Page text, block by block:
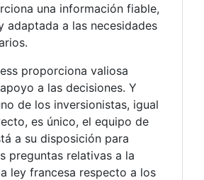
una información fiable,
adaptada a las necesidades
proporciona valiosa
a las decisiones. Y
de los inversionistas, igual
es único, el equipo de
a su disposición para
preguntas relativas a la
ley francesa respecto a los